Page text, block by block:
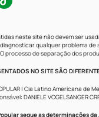
neste site não devem ser
qualquer problema
O processo de separação dos
NO SITE SÃO
| Cia Latino Americana
DANIELE VOGELSANGER
segue as determinações